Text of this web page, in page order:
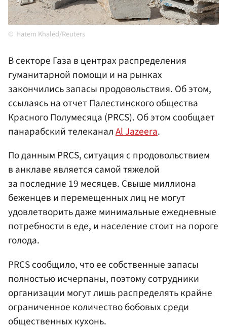
Hatem Khaled/Reuters
В секторе Газа в центрах распределения
гуманитарной помощи и на рынках
закончились запасы продовольствия. Об этом,
ссылаясь на отчет Палестинского общества
Красного Полумесяца (PRCS). Об этом сообщает
панарабский телеканалAl Jazeera.
По данным PRCS, ситуация с продовольствием
в анклаве является самой тяжелой
за последние 19 месяцев. Свыше миллиона
беженцев и перемещенных лиц не могут
удовлетворить даже минимальные ежедневные
потребности в еде, и население стоит на пороге
голода.
PRCS сообщило, что ее собственные запасы
полностью исчерпаны, поэтому сотрудники
организации могут лишь распределять крайне
ограниченное количество бобовых среди
общественных кухонь.